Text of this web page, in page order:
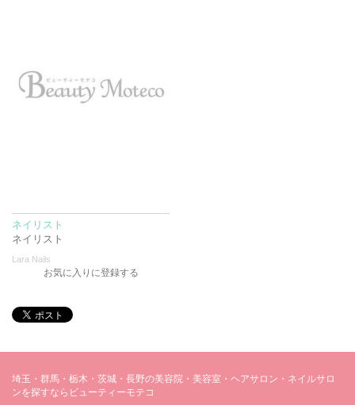
ネイリスト
ネイリスト
Lara Nails
お気に入りに登録する
埼玉・群馬・栃木・茨城・長野の美容院・美容室・ヘアサロン・ネイルサロ
ンを探すならビューティーモテコ